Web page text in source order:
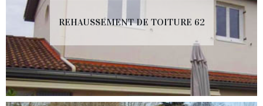
REHAUSSEMENT DE TOITURE 62